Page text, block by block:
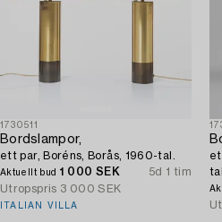
1730511
Bordslampor,
ett par, Boréns, Borås, 1960-tal.
Aktuellt bud 1 000 SEK
5d 1 tim
Utropspris 3 000 SEK
ITALIAN VILLA
tal.